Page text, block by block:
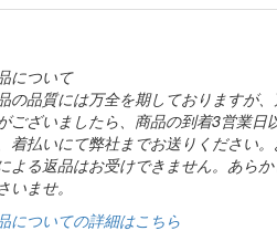
について
の品質には万全を期しておりますが
ございましたら、商品の到着3営業日
着払いにて弊社までお送りください
よる返品はお受けできません。あら
いませ。
についての詳細はこちら